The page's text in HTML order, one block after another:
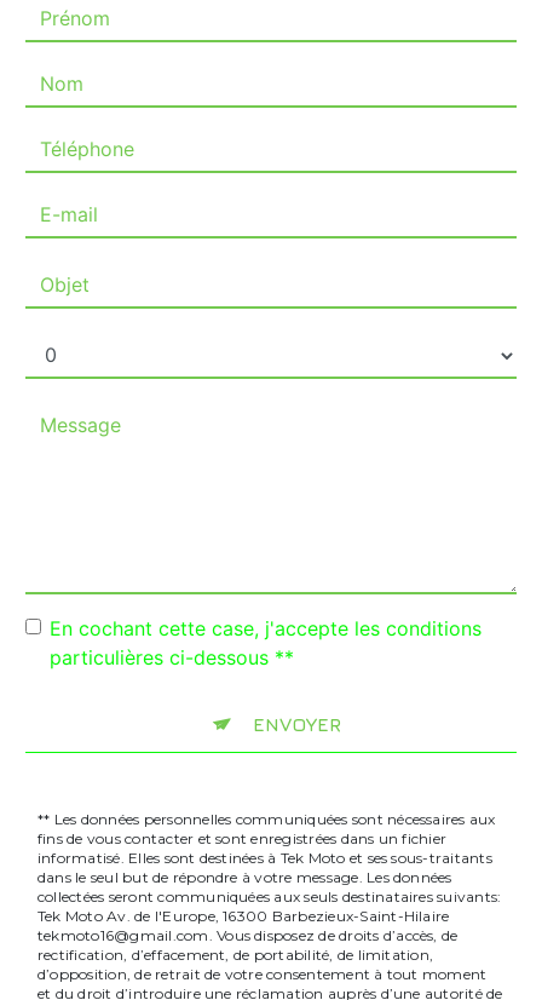
En cochant cette case, j'accepte les conditions
particulières ci-dessous **
ENVOYER
** Les données personnelles communiquées sont nécessaires aux
fins de vous contacter et sont enregistrées dans un fichier
informatisé. Elles sont destinées à Tek Moto et ses sous-traitants
dans le seul but de répondre à votre message. Les données
collectées seront communiquées aux seuls destinataires suivants:
Tek Moto Av. de l'Europe, 16300 Barbezieux-Saint-Hilaire
tekmoto16@gmail.com. Vous disposez de droits d’accès, de
rectification, d’effacement, de portabilité, de limitation,
d’opposition, de retrait de votre consentement à tout moment
et du droit d’introduire une réclamation auprès d’une autorité de